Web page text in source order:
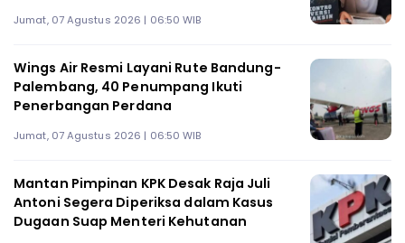
Jumat, 07 Agustus 2026 | 06:50 WIB
Wings Air Resmi Layani Rute Bandung-
Palembang, 40 Penumpang Ikuti
Penerbangan Perdana
Jumat, 07 Agustus 2026 | 06:50 WIB
Mantan Pimpinan KPK Desak Raja Juli
Antoni Segera Diperiksa dalam Kasus
Dugaan Suap Menteri Kehutanan